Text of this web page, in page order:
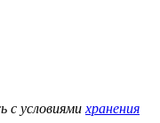
условиями хранения